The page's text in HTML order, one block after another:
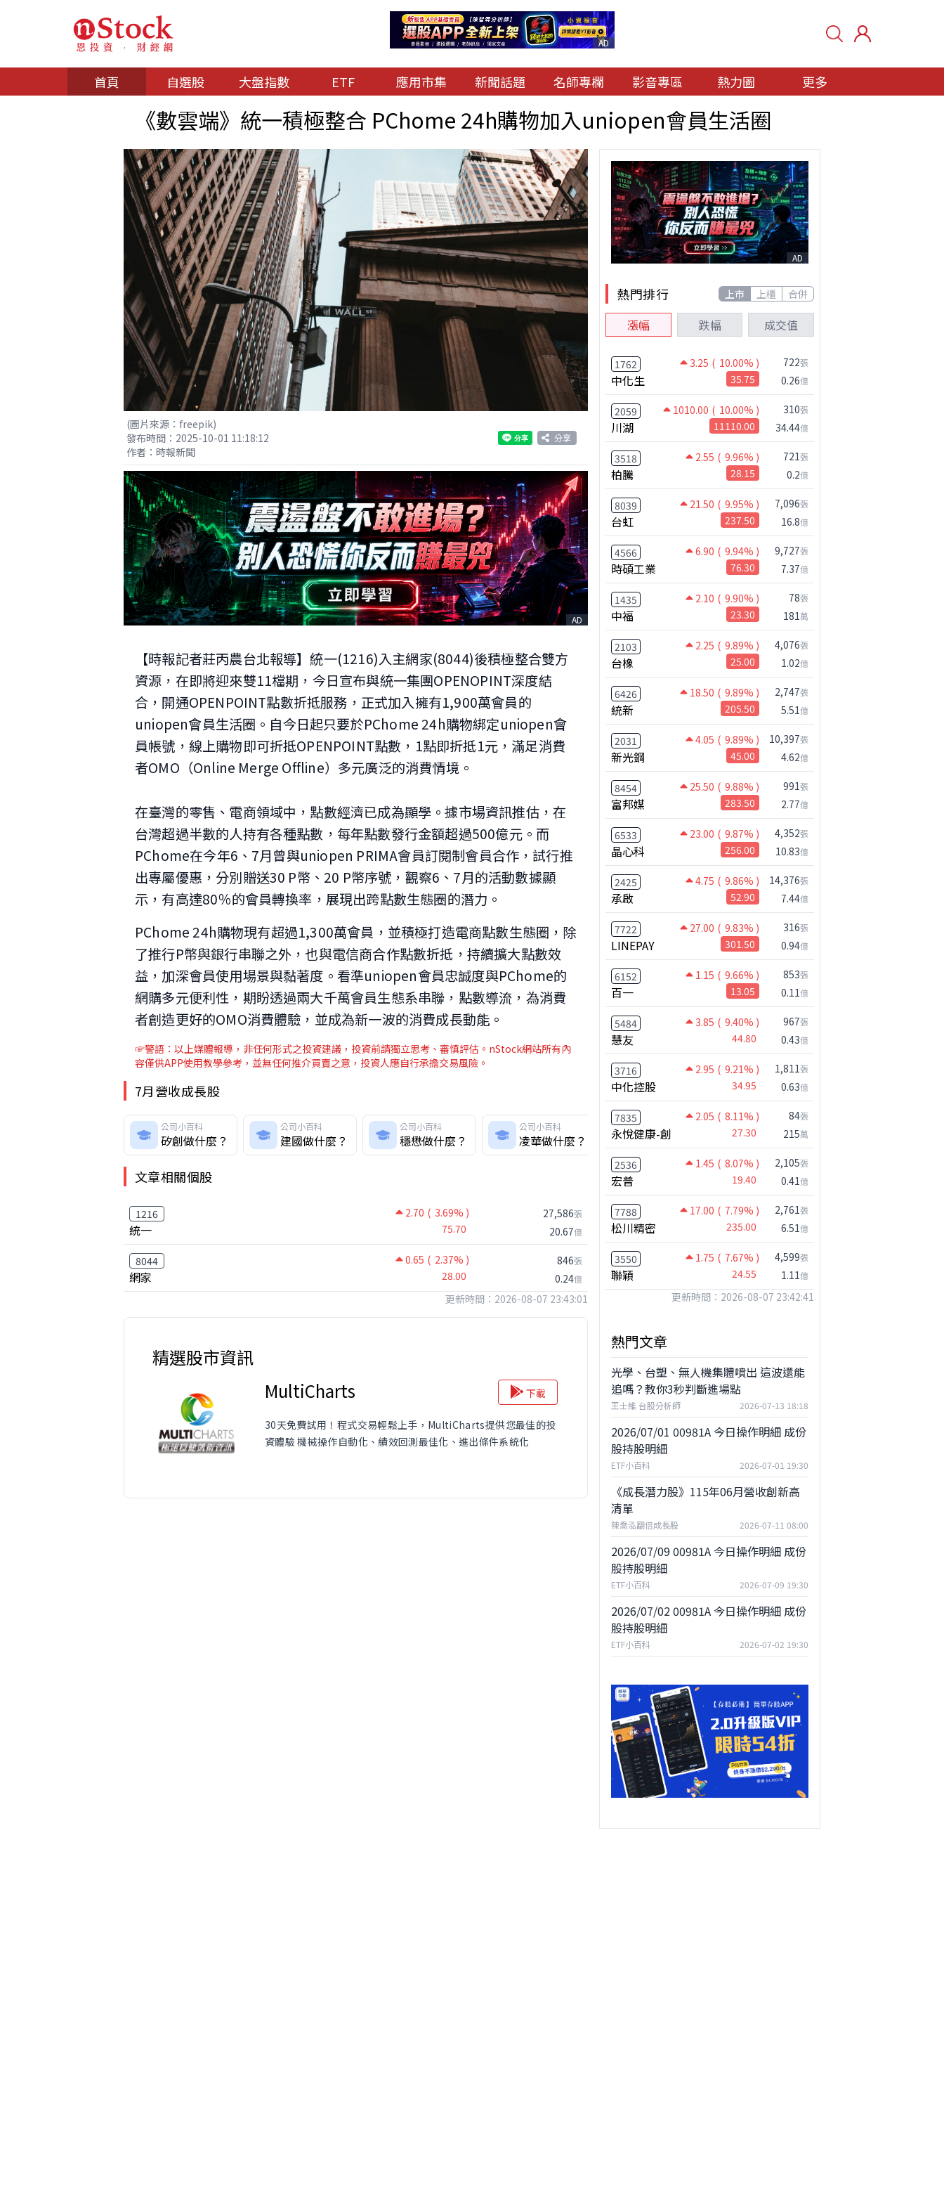
AD
首頁 自選股 大盤指數 ETF 應用市集 新聞話題 名師專欄 影音專區 熱力圖 更多
《數雲端》統一積極整合 PChome 24h購物加入uniopen會員生活圈
(圖片來源：freepik)
發布時間：2025-10-01 11:18:12
分享
作者：時報新聞
AD
【時報記者莊丙農台北報導】統一(1216)入主網家(8044)後積極整合雙方
資源，在即將迎來雙11檔期，今日宣布與統一集團OPENOPINT深度結
合，開通OPENPOINT點數折抵服務，正式加入擁有1,900萬會員的
uniopen會員生活圈。自今日起只要於PChome 24h購物綁定uniopen會
員帳號，線上購物即可折抵OPENPOINT點數，1點即折抵1元，滿足消費
者OMO（Online Merge Offline）多元廣泛的消費情境。
在臺灣的零售、電商領域中，點數經濟已成為顯學。據市場資訊推估，在
台灣超過半數的人持有各種點數，每年點數發行金額超過500億元。而
PChome在今年6、7月曾與uniopen PRIMA會員訂閱制會員合作，試行推
出專屬優惠，分別贈送30 P幣、20 P幣序號，觀察6、7月的活動數據顯
示，有高達80％的會員轉換率，展現出跨點數生態圈的潛力。
PChome 24h購物現有超過1,300萬會員，並積極打造電商點數生態圈，除
了推行P幣與銀行串聯之外，也與電信商合作點數折抵，持續擴大點數效
益，加深會員使用場景與黏著度。看準uniopen會員忠誠度與PChome的
網購多元便利性，期盼透過兩大千萬會員生態系串聯，點數導流，為消費
者創造更好的OMO消費體驗，並成為新一波的消費成長動能。
☞警語：以上媒體報導，非任何形式之投資建議，投資前請獨立思考、審慎評估。nStock網站所有內
容僅供APP使用教學參考，並無任何推介買賣之意，投資人應自行承擔交易風險。
7月營收成長股
公司小百科
矽創做什麼？
公司小百科
建國做什麼？
公司小百科
穩懋做什麼？
公司小百科
凌華做什麼？
公司小百科
聿新科做什麼？
文章相關個股
1216 2.70 ( 3.69% )
統一 75.70
27,586張
20.67億
8044 0.65 ( 2.37% )
網家 28.00
846張
0.24億
更新時間：2026-08-07 23:43:01
精選股市資訊
MultiCharts
下載
30天免費試用！程式交易輕鬆上手，MultiCharts提供您最佳的投
資體驗 機械操作自動化、績效回測最佳化、進出條件系統化
AD
熱門排行 上市 上櫃 合併
漲幅 跌幅 成交值
1762 3.25 ( 10.00% )
中化生 35.75
722張
0.26億
2059 1010.00 ( 10.00% )
川湖 11110.00
310張
34.44億
3518 2.55 ( 9.96% )
柏騰 28.15
721張
0.2億
8039 21.50 ( 9.95% )
台虹 237.50
7,096張
16.8億
4566 6.90 ( 9.94% )
時碩工業 76.30
9,727張
7.37億
1435 2.10 ( 9.90% )
中福 23.30
78張
181萬
2103 2.25 ( 9.89% )
台橡 25.00
4,076張
1.02億
6426 18.50 ( 9.89% )
統新 205.50
2,747張
5.51億
2031 4.05 ( 9.89% )
新光鋼 45.00
10,397張
4.62億
8454 25.50 ( 9.88% )
富邦媒 283.50
991張
2.77億
6533 23.00 ( 9.87% )
晶心科 256.00
4,352張
10.83億
2425 4.75 ( 9.86% )
承啟 52.90
14,376張
7.44億
7722 27.00 ( 9.83% )
LINEPAY 301.50
316張
0.94億
6152 1.15 ( 9.66% )
百一 13.05
853張
0.11億
5484 3.85 ( 9.40% )
慧友 44.80
967張
0.43億
3716 2.95 ( 9.21% )
中化控股 34.95
1,811張
0.63億
7835 2.05 ( 8.11% )
永悅健康-創 27.30
84張
215萬
2536 1.45 ( 8.07% )
宏普 19.40
2,105張
0.41億
7788 17.00 ( 7.79% )
松川精密 235.00
2,761張
6.51億
3550 1.75 ( 7.67% )
聯穎 24.55
4,599張
1.11億
更新時間：2026-08-07 23:42:41
熱門文章
光學、台塑、無人機集體噴出 這波還能
追嗎？教你3秒判斷進場點
王士維 台股分析師 2026-07-13 18:18
2026/07/01 00981A 今日操作明細 成份
股持股明細
ETF小百科 2026-07-01 19:30
《成長潛力股》115年06月營收創新高
清單
陳喬泓翻倍成長股 2026-07-11 08:00
2026/07/09 00981A 今日操作明細 成份
股持股明細
ETF小百科 2026-07-09 19:30
2026/07/02 00981A 今日操作明細 成份
股持股明細
ETF小百科 2026-07-02 19:30